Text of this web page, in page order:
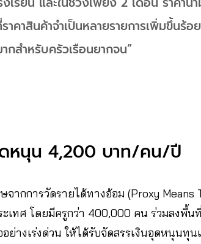
คาสินค้าจำเป็นหลายรายการเพิ่มขึ้นร้อ
กสำหรับครัวเรือนยากจน”
หนุน 4,200 บาท/คน/ปี
ากการวัดรายได้ทางอ้อม (Proxy Means
เทศ โดยมีครูกว่า 400,000 คน ร่วมลงพื้น
ย่างเร่งด่วน ให้ได้รับจัดสรรเงินอุดหนุนทุน